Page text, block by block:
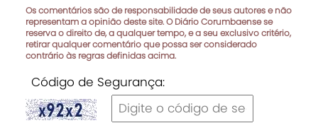
Os comentários são de responsabilidade de seus autores e não
representam a opinião deste site. O Diário Corumbaense se
reserva o direito de, a qualquer tempo, e a seu exclusivo critério,
retirar qualquer comentário que possa ser considerado
contrário às regras definidas acima.
Código de Segurança: